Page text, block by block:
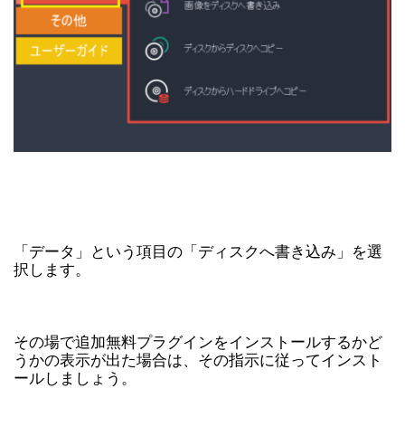
「データ」という項目の「ディスクへ書き込み」を選
択します。
その場で追加無料プラグインをインストールするかど
うかの表示が出た場合は、その指示に従ってインスト
ールしましょう。